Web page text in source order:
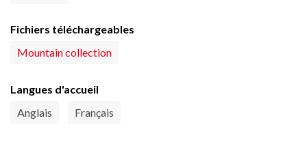
Fichiers téléchargeables
Mountain collection
Langues d'accueil
Anglais
Français